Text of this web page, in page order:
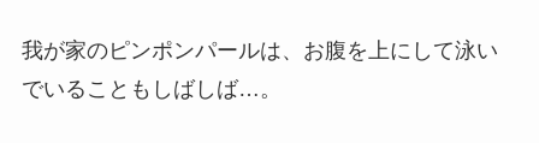
我が家のピンポンパールは、お腹を上にして泳い
でいることもしばしば…。